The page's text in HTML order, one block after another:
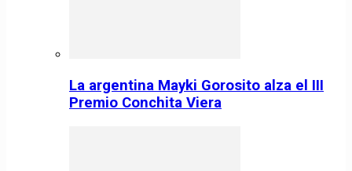
La argentina Mayki Gorosito alza el III
Premio Conchita Viera